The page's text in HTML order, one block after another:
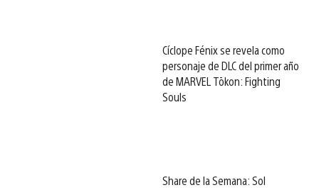
Cíclope Fénix se revela como
personaje de DLC del primer año
de MARVEL Tōkon: Fighting
Souls
Share de la Semana: Sol